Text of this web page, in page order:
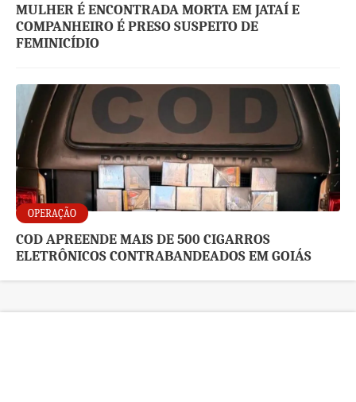
MULHER É ENCONTRADA MORTA EM JATAÍ E
COMPANHEIRO É PRESO SUSPEITO DE
FEMINICÍDIO
OPERAÇÃO
COD APREENDE MAIS DE 500 CIGARROS
ELETRÔNICOS CONTRABANDEADOS EM GOIÁS